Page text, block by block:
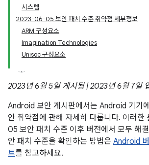
시스템
2023-06-05 보안 패치 수준 취약점 세부정보
ARM 구성요소
Imagination Technologies
Unisoc 구성요소
2023년 6월 5일 게시됨 | 2023년 6월 7일
Android 보안 게시판에서는 Android 기기
안 취약점에 관해 자세히 다룹니다. 이러
05 보안 패치 수준 이후 버전에서 모두 해
안 패치 수준을 확인하는 방법은 Android
트를 참고하세요.